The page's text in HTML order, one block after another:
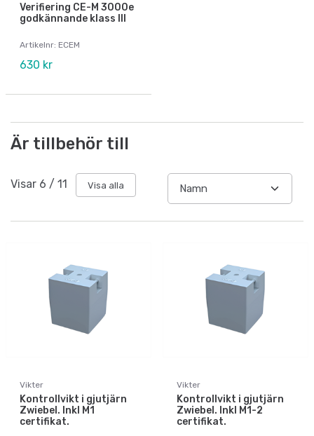
Verifiering CE-M 3000e
godkännande klass III
Artikelnr: ECEM
630 kr
Är tillbehör till
Visar 6 / 11 Visa alla
Vikter
Kontrollvikt i gjutjärn
Zwiebel. Inkl M1
certifikat.
Vikter
Kontrollvikt i gjutjärn
Zwiebel. Inkl M1-2
certifikat.